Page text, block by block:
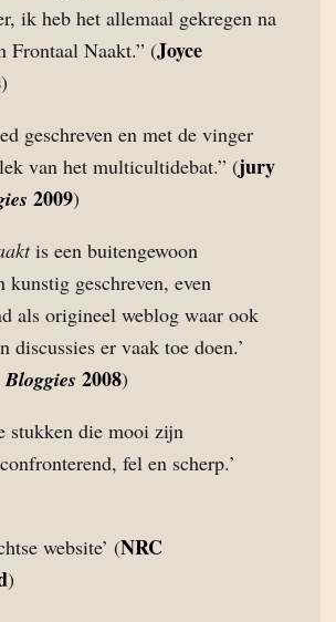
ik heb het allemaal gekregen na
Frontaal Naakt.” (Joyce
)
geschreven en met de vinger
van het multicultidebat.” (jury
2009)
is een buitengewoon
geschreven, even
als origineel weblog waar ook
discussies er vaak toe doen.’
2008)
stukken die mooi zijn
fel en scherp.’
website’ (NRC
)